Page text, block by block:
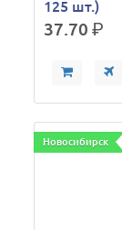
125 шт.)
37.70р.
Новосибирск